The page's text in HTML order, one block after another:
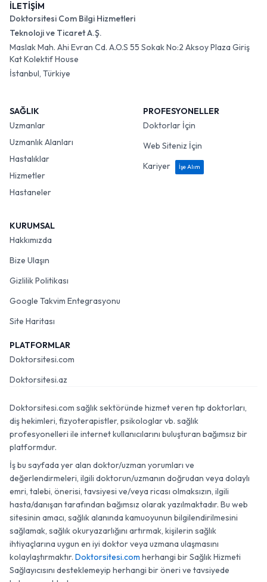
İLETİŞİM
Doktorsitesi Com Bilgi Hizmetleri
Teknoloji ve Ticaret A.Ş.
Maslak Mah. Ahi Evran Cd. A.O.S 55 Sokak No:2 Aksoy Plaza Giriş
Kat Kolektif House
İstanbul, Türkiye
SAĞLIK
Uzmanlar
Uzmanlık Alanları
Hastalıklar
Hizmetler
Hastaneler
PROFESYONELLER
Doktorlar İçin
Web Siteniz İçin
Kariyer
İşe Alım
KURUMSAL
Hakkımızda
Bize Ulaşın
Gizlilik Politikası
Google Takvim Entegrasyonu
Site Haritası
PLATFORMLAR
Doktorsitesi.com
Doktorsitesi.az
Doktorsitesi.com sağlık sektöründe hizmet veren tıp doktorları,
diş hekimleri, fizyoterapistler, psikologlar vb. sağlık
profesyonelleri ile internet kullanıcılarını buluşturan bağımsız bir
platformdur.
İş bu sayfada yer alan doktor/uzman yorumları ve
değerlendirmeleri, ilgili doktorun/uzmanın doğrudan veya dolaylı
emri, talebi, önerisi, tavsiyesi ve/veya ricası olmaksızın, ilgili
hasta/danışan tarafından bağımsız olarak yazılmaktadır. Bu web
sitesinin amacı, sağlık alanında kamuoyunun bilgilendirilmesini
sağlamak, sağlık okuryazarlığını artırmak, kişilerin sağlık
ihtiyaçlarına uygun en iyi doktor veya uzmana ulaşmasını
kolaylaştırmaktır. Doktorsitesi.com herhangi bir Sağlık Hizmeti
Sağlayıcısını desteklemeyip herhangi bir öneri ve tavsiyede